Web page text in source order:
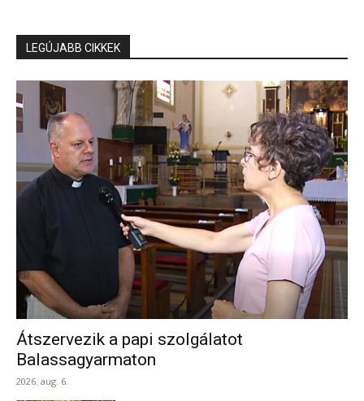
LEGÚJABB CIKKEK
Átszervezik a papi szolgálatot
Balassagyarmaton
2026. aug. 6.